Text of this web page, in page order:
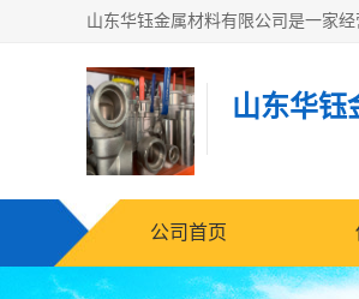
山东华钰
公司首页